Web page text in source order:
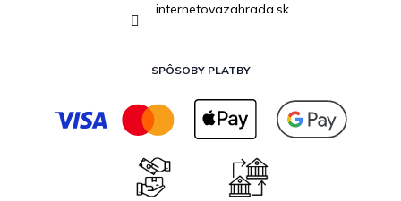
internetovazahrada.sk
SPÔSOBY PLATBY